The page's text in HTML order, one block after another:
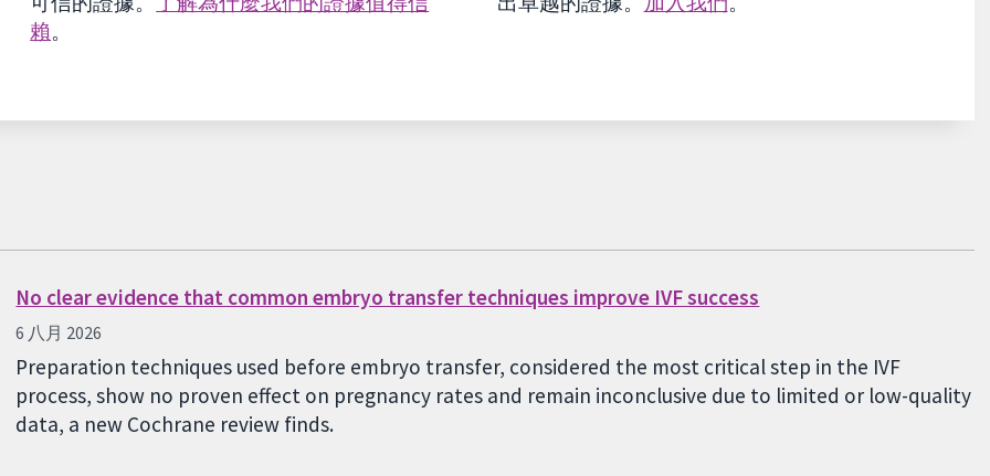
賴。
No clear evidence that common embryo transfer techniques improve IVF success
6 八月 2026
Preparation techniques used before embryo transfer, considered the most critical step in the IVF
process, show no proven effect on pregnancy rates and remain inconclusive due to limited or low-quality
data, a new Cochrane review finds.